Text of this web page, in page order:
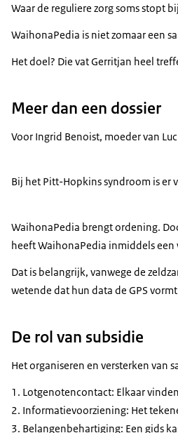
Waar de reguliere zorg soms stopt
WaihonaPedia is niet zomaar een
Het doel? Die vat Gerritjan heel
Meer dan een dossier
Voor Ingrid Benoist, moeder van
Bij het Pitt-Hopkinssyndroom is er
WaihonaPedia brengt ordening.
heeft WaihonaPedia inmiddels
Dat is belangrijk, vanwege de
wetende dat hun data de GPS
De rol van subsidie
Het organiseren en versterken van
Lotgenotencontact: Elkaar
Informatievoorziening: Het
Belangenbehartiging: Een gids